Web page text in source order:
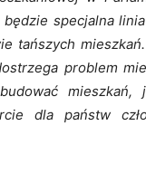
specjalna
tańszych
problem
mieszkań,
dla państw